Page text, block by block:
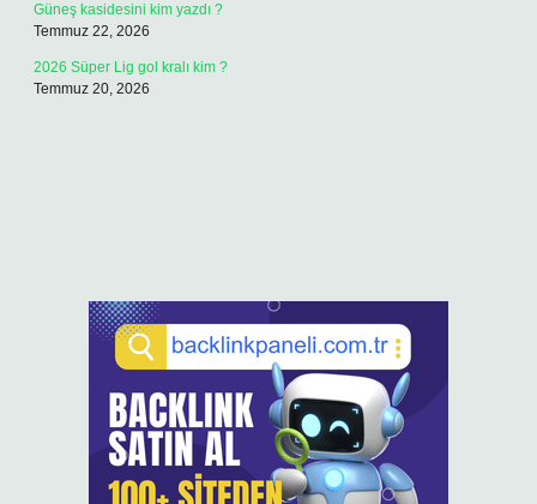
Güneş kasidesini kim yazdı ?
Temmuz 22, 2026
2026 Süper Lig gol kralı kim ?
Temmuz 20, 2026